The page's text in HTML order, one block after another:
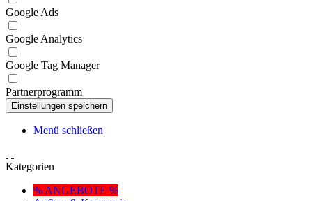
Google Ads
Google Analytics
Google Tag Manager
Partnerprogramm
Menü schließen
Kategorien
% ANGEBOTE %